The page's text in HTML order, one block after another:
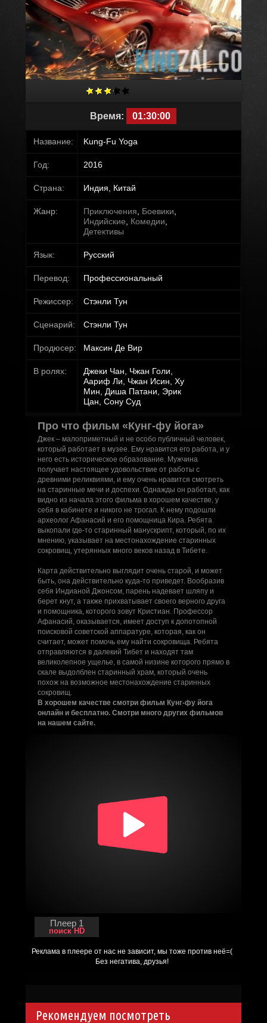
Время: 01:30:00
Название: Kung-Fu Yoga
Год: 2016
Страна: Индия, Китай
Жанр: Приключения Боевики
Индийские
Комедии
Детективы
Язык: Русский
Перевод: Профессиональный
Режиссер: Стэнли Тун
Сценарий: Стэнли Тун
Продюсер: Максин Де Вир
В ролях:
Джеки Чан, Чжан Голи,
Аариф Ли, Чжан Исин, Ху
Мин, Диша Патани, Эрик
Цан, Сону Суд
Про что фильм «Кунг-фу йога»
Джек – малоприметный и не особо публичный человек,
который работает в музее. Ему нравится его работа, и у
него есть историческое образование. Мужчина
получает настоящее удовольствие от работы с
древними реликвиями, и ему очень нравится смотреть
на старинные мечи и доспехи. Однажды он работал, как
видно из начала этого фильма в хорошем качестве, у
себя в кабинете и никого не трогал. К нему подошли
археолог Афанасий и его помощница Кира. Ребята
выкопали где-то старинный манускрипт, который, по их
мнению, указывает на местонахождение старинных
сокровищ, утерянных много веков назад в Тибете.
Карта действительно выглядит очень старой, и может
быть, она действительно куда-то приведет. Вообразив
себя Индианой Джонсом, парень надевает шляпу и
берет кнут, а также прихватывает своего верного друга
и помощника, которого зовут Кристиан. Профессор
Афанасий, оказывается, имеет доступ к допотопной
поисковой советской аппаратуре, которая, как он
считает, может помочь ему найти сокровища. Ребята
отправляются в далекий Тибет и находят там
великолепное ущелье, в самой низине которого прямо в
скале выдолблен старинный храм, который очень
похож на возможное местонахождение старинных
сокровищ.
В хорошем качестве смотри фильм Кунг-фу йога
онлайн и бесплатно. Смотри много других фильмов
на нашем сайте.
Плеер 1
поиск HD
Рекомендуем посмотреть